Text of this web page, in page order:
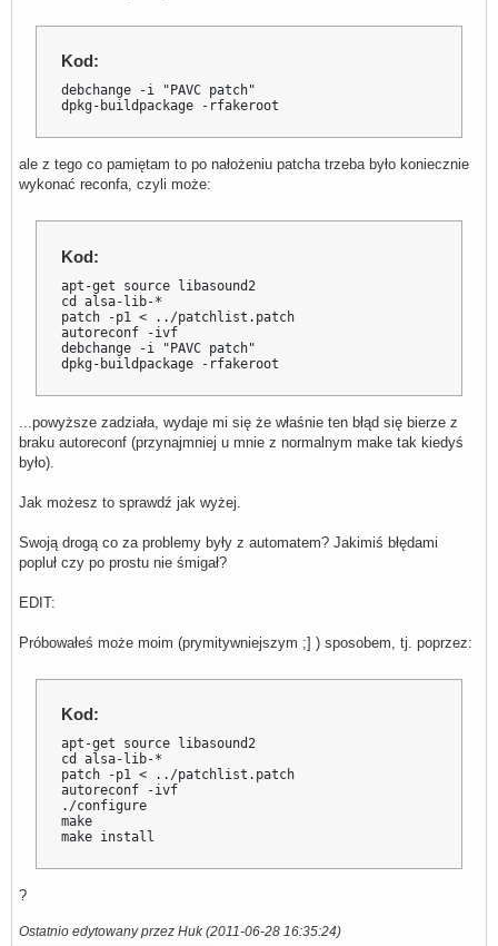
Kod:
debchange -i "PAVC patch"
dpkg-buildpackage -rfakeroot
ale z tego co pamiętam to po nałożeniu patcha trzeba było koniecznie
wykonać reconfa, czyli może:
Kod:
apt-get source libasound2
cd alsa-lib-*
patch -p1 < ../patchlist.patch
autoreconf -ivf
debchange -i "PAVC patch"
dpkg-buildpackage -rfakeroot
...powyższe zadziała, wydaje mi się że właśnie ten błąd się bierze z
braku autoreconf (przynajmniej u mnie z normalnym make tak kiedyś
było).
Jak możesz to sprawdź jak wyżej.
Swoją drogą co za problemy były z automatem? Jakimiś błędami
popluł czy po prostu nie śmigał?
EDIT:
Próbowałeś może moim (prymitywniejszym ;] ) sposobem, tj. poprzez:
Kod:
apt-get source libasound2
cd alsa-lib-*
patch -p1 < ../patchlist.patch
autoreconf -ivf
./configure
make
make install
?
Ostatnio edytowany przez Huk (2011-06-28 16:35:24)